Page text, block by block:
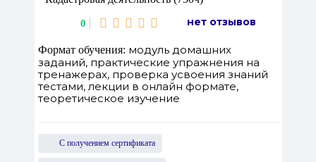
0 нет отзывов
Формат обучения: модуль домашних
заданий, практические упражнения на
тренажерах, проверка усвоения знаний
тестами, лекции в онлайн формате,
теоретическое изучение
С получением сертификата